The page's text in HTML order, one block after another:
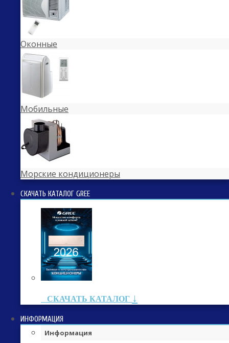
Оконные
Мобильные
Морские кондиционеры
СКАЧАТЬ КАТАЛОГ GREE
СКАЧАТЬ КАТАЛОГ ↓
ИНФОРМАЦИЯ
Информация